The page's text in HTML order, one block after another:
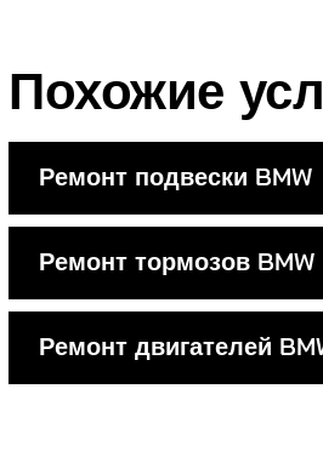
Похожие
Ремонт подвески BMW
Ремонт тормозов BMW
Ремонт двигателей